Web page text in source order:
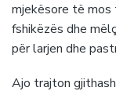
mjekësore të mos
fshikëzës dhe
për larjen dhe
Ajo trajton